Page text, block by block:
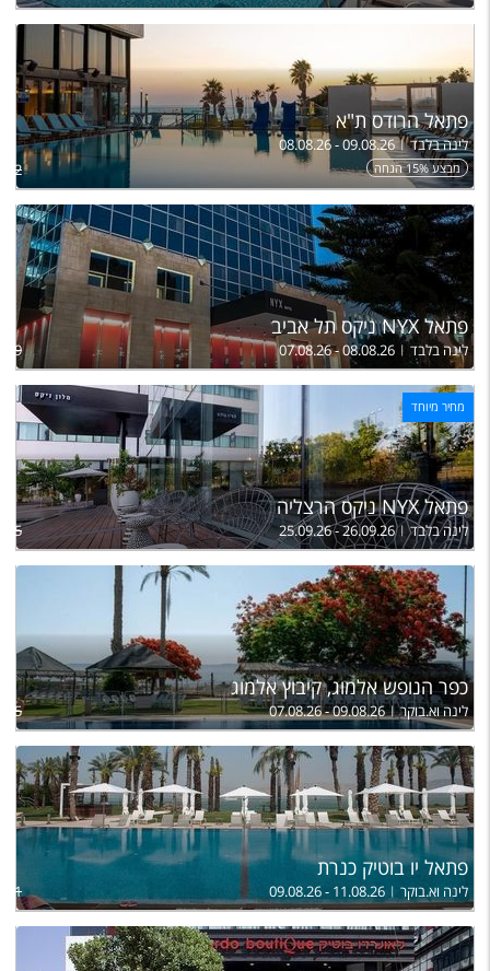
פתאל הרודס ת"א
לינה בלבד 08.08.26 - 09.08.26
מבצע 15% הנחה 992
פתאל NYX ניקס תל אביב
לינה בלבד 07.08.26 - 08.08.26
909
מחיר מיוחד
פתאל NYX ניקס הרצליה
לינה בלבד 25.09.26 - 26.09.26
כפר הנופש אלמוג, קיבוץ אלמוג
לינה וא.בוקר 07.08.26 - 09.08.26
805
פתאל יו בוטיק כנרת
לינה וא.בוקר 09.08.26 - 11.08.26